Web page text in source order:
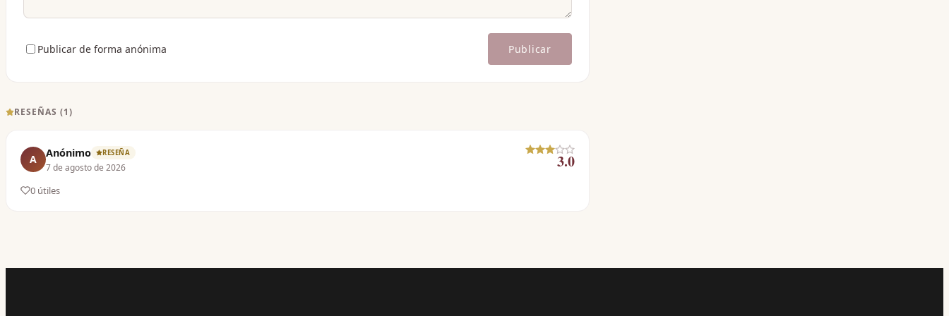
Publicar de forma anónima Publicar
RESEÑAS (1)
A Anónimo RESEÑA
7 de agosto de 2026 3.0
0 útiles